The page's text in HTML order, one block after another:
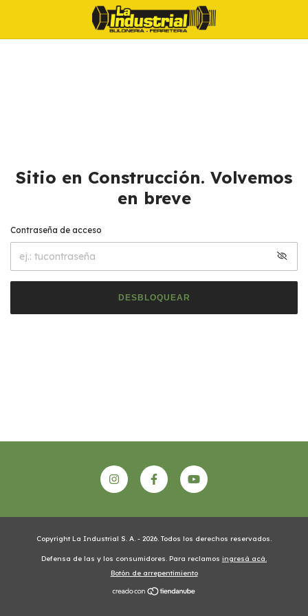
Sitio en Construcción. Volvemos
en breve
Contraseña de acceso
DESBLOQUEAR
Copyright La Industrial S. A. - 2026. Todos los derechos reservados.
Defensa de las y los consumidores. Para reclamos ingresá acá.
Botón de arrepentimiento